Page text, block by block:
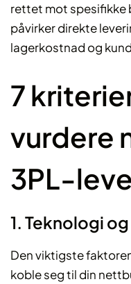
rettet mot spesifikke
påvirker direkte
lagerkostnad og
7
vurdere
3PL-
1. Teknologi
Den viktigste
koble seg til din